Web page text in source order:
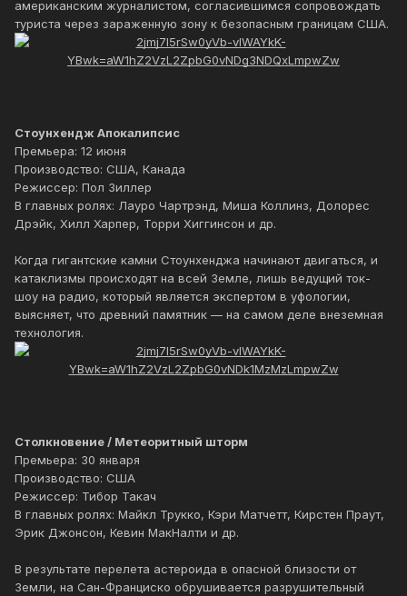
американским журналистом, согласившимся сопровождать
туриста через зараженную зону к безопасным границам США.
Стоунхендж Апокалипсис
Премьера: 12 июня
Производство: США, Канада
Режиссер: Пол Зиллер
В главных ролях: Лауро Чартрэнд, Миша Коллинз, Долорес
Дрэйк, Хилл Харпер, Торри Хиггинсон и др.
Когда гигантские камни Стоунхенджа начинают двигаться, и
катаклизмы происходят на всей Земле, лишь ведущий ток-
шоу на радио, который является экспертом в уфологии,
выясняет, что древний памятник — на самом деле внеземная
технология.
Столкновение / Метеоритный шторм
Премьера: 30 января
Производство: США
Режиссер: Тибор Такач
В главных ролях: Майкл Трукко, Кэри Матчетт, Кирстен Праут,
Эрик Джонсон, Кевин МакНалти и др.
В результате перелета астероида в опасной близости от
Земли, на Сан-Франциско обрушивается разрушительный